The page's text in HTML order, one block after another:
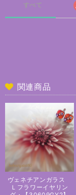
すべて
関連商品
ヴェネチアンガラス
Ｌフラワーイヤリン